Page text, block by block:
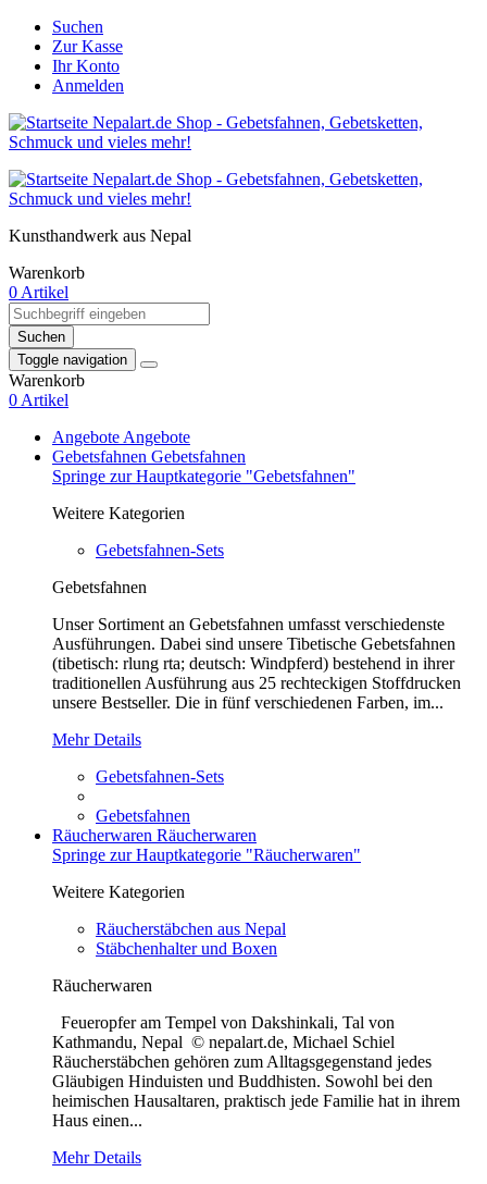
Suchen
Zur Kasse
Ihr Konto
Anmelden
Kunsthandwerk aus Nepal
Warenkorb
0 Artikel
Suchen
Toggle navigation
Warenkorb
0 Artikel
Angebote Angebote
Gebetsfahnen Gebetsfahnen
Springe zur Hauptkategorie "Gebetsfahnen"
Weitere Kategorien
Gebetsfahnen-Sets
Gebetsfahnen
Unser Sortiment an Gebetsfahnen umfasst verschiedenste
Ausführungen. Dabei sind unsere Tibetische Gebetsfahnen
(tibetisch: rlung rta; deutsch: Windpferd) bestehend in ihrer
traditionellen Ausführung aus 25 rechteckigen Stoffdrucken
unsere Bestseller. Die in fünf verschiedenen Farben, im...
Mehr Details
Gebetsfahnen-Sets
Gebetsfahnen
Räucherwaren Räucherwaren
Springe zur Hauptkategorie "Räucherwaren"
Weitere Kategorien
Räucherstäbchen aus Nepal
Stäbchenhalter und Boxen
Räucherwaren
Feueropfer am Tempel von Dakshinkali, Tal von
Kathmandu, Nepal © nepalart.de, Michael Schiel
Räucherstäbchen gehören zum Alltagsgegenstand jedes
Gläubigen Hinduisten und Buddhisten. Sowohl bei den
heimischen Hausaltaren, praktisch jede Familie hat in ihrem
Haus einen...
Mehr Details